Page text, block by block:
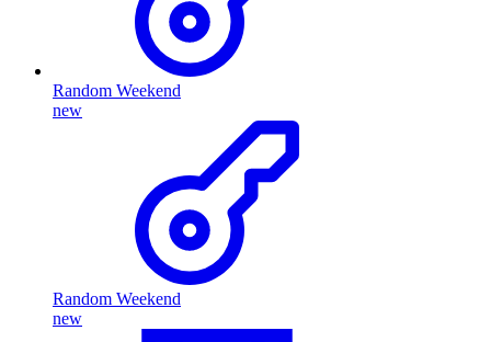
Random Weekend
new
Random Weekend
new